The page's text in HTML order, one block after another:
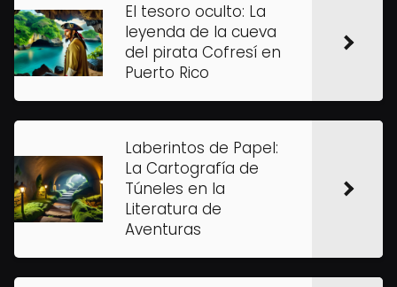
El tesoro oculto: La
leyenda de la cueva
del pirata Cofresí en
Puerto Rico
Laberintos de Papel:
La Cartografía de
Túneles en la
Literatura de
Aventuras